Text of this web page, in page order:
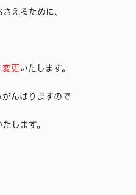
えるために、
更 いたします。
んばりますので
します。